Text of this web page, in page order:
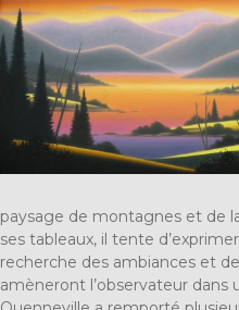
paysage de montagnes et de
ses tableaux, il tente
recherche des ambiances et
amèneront l’observateur dans